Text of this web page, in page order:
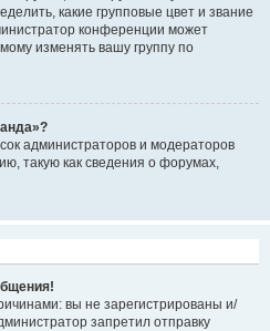
какие групповые цвет и звание
конференции может
изменять вашу группу по
администраторов и модераторов
такую как сведения о форумах,
вы не зарегистрированы и/
запретил отправку